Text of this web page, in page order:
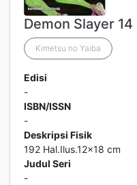
Demon Slayer 14
Kimetsu no Yaiba
Edisi
-
ISBN/ISSN
-
Deskripsi Fisik
192 Hal.Ilus.12x18 cm
Judul Seri
-